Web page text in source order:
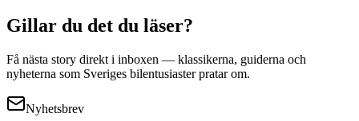
Gillar du det du läser?
Få nästa story direkt i inboxen — klassikerna, guiderna och
nyheterna som Sveriges bilentusiaster pratar om.
Nyhetsbrev